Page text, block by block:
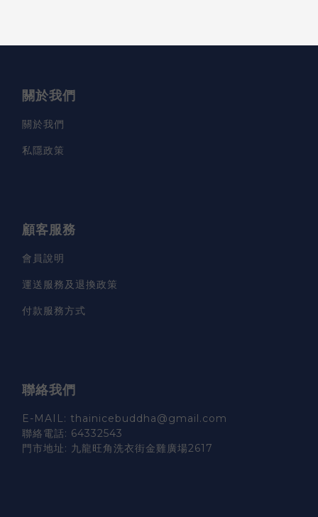
關於我們
關於我們
私隱政策
顧客服務
會員說明
運送服務及退換政策
付款服務方式
聯絡我們
E-MAIL: thainicebuddha@gmail.com
聯絡電話: 64332543
門市地址: 九龍旺角洗衣街金雞廣場2617